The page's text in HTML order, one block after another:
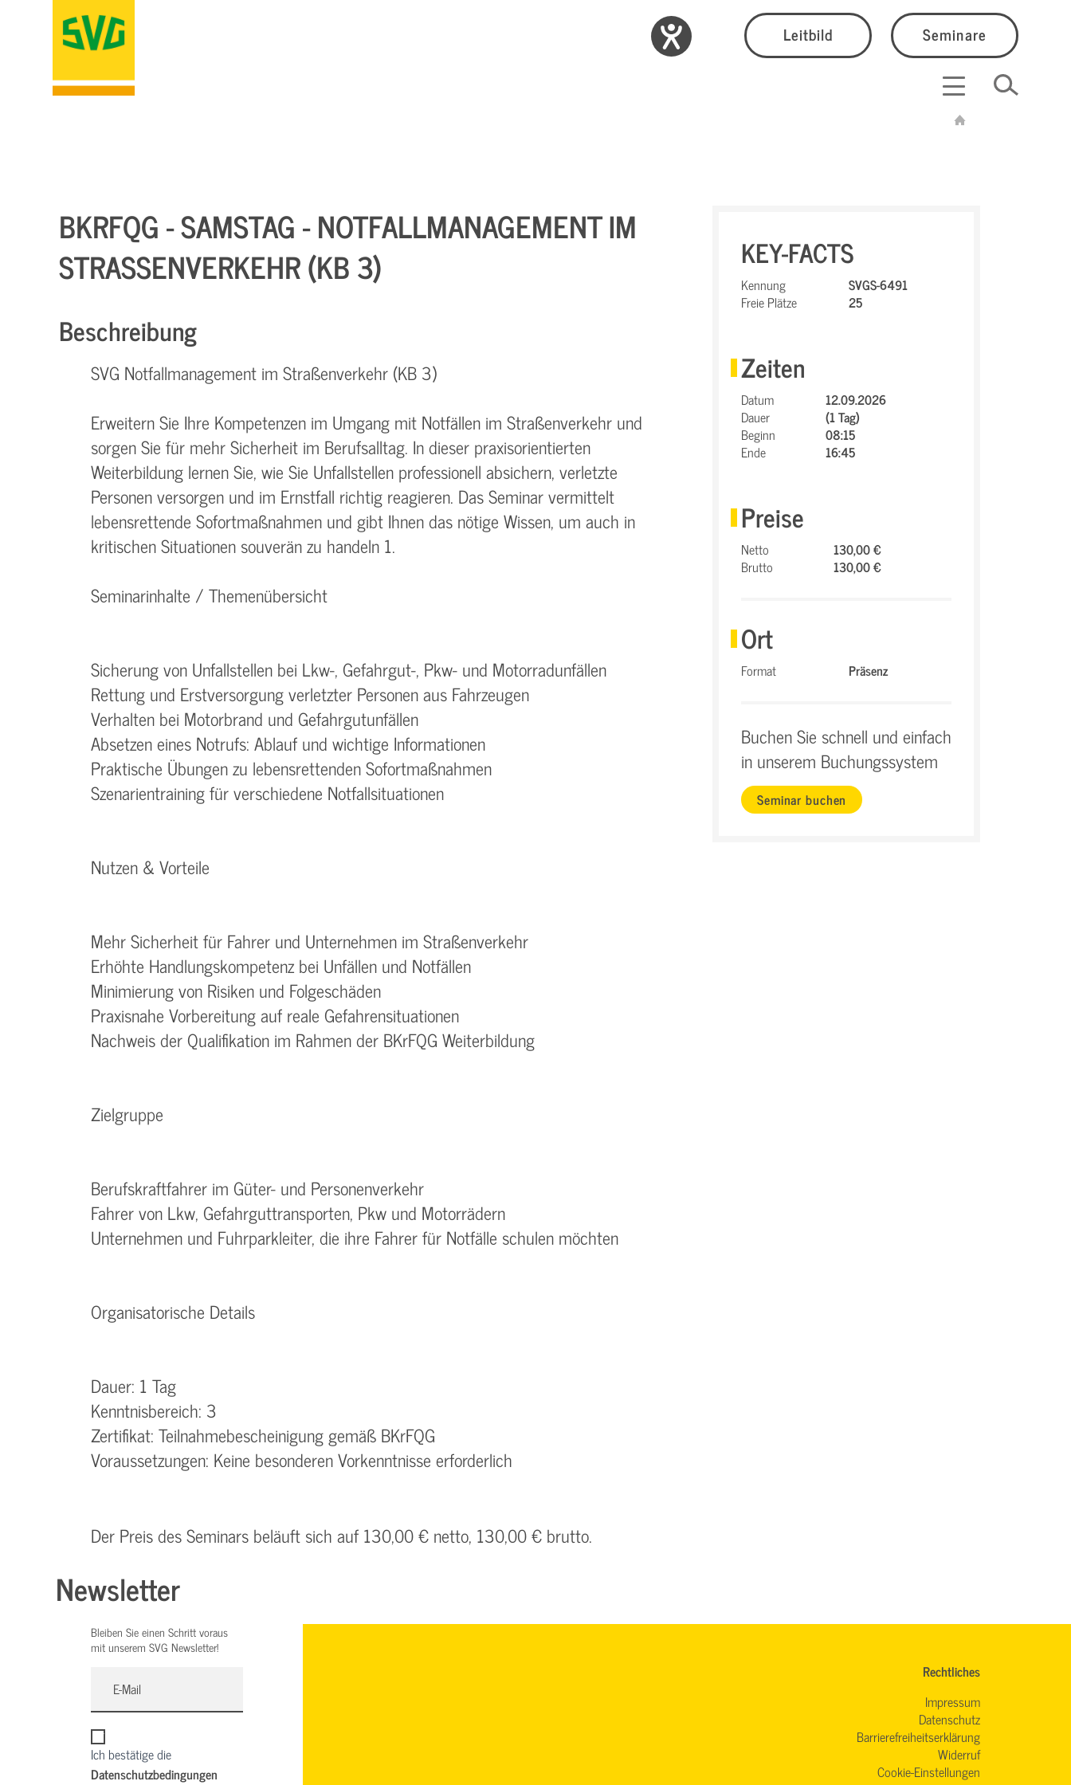
Leitbild Seminare
BKRFQG - SAMSTAG - NOTFALLMANAGEMENT IM
STRASSENVERKEHR (KB 3)
Beschreibung
SVG Notfallmanagement im Straßenverkehr (KB 3)
Erweitern Sie Ihre Kompetenzen im Umgang mit Notfällen im Straßenverkehr und
sorgen Sie für mehr Sicherheit im Berufsalltag. In dieser praxisorientierten
Weiterbildung lernen Sie, wie Sie Unfallstellen professionell absichern, verletzte
Personen versorgen und im Ernstfall richtig reagieren. Das Seminar vermittelt
lebensrettende Sofortmaßnahmen und gibt Ihnen das nötige Wissen, um auch in
kritischen Situationen souverän zu handeln 1.
Seminarinhalte / Themenübersicht
Sicherung von Unfallstellen bei Lkw-, Gefahrgut-, Pkw- und Motorradunfällen
Rettung und Erstversorgung verletzter Personen aus Fahrzeugen
Verhalten bei Motorbrand und Gefahrgutunfällen
Absetzen eines Notrufs: Ablauf und wichtige Informationen
Praktische Übungen zu lebensrettenden Sofortmaßnahmen
Szenarientraining für verschiedene Notfallsituationen
Nutzen & Vorteile
Mehr Sicherheit für Fahrer und Unternehmen im Straßenverkehr
Erhöhte Handlungskompetenz bei Unfällen und Notfällen
Minimierung von Risiken und Folgeschäden
Praxisnahe Vorbereitung auf reale Gefahrensituationen
Nachweis der Qualifikation im Rahmen der BKrFQG Weiterbildung
Zielgruppe
Berufskraftfahrer im Güter- und Personenverkehr
Fahrer von Lkw, Gefahrguttransporten, Pkw und Motorrädern
Unternehmen und Fuhrparkleiter, die ihre Fahrer für Notfälle schulen möchten
Organisatorische Details
Dauer: 1 Tag
Kenntnisbereich: 3
Zertifikat: Teilnahmebescheinigung gemäß BKrFQG
Voraussetzungen: Keine besonderen Vorkenntnisse erforderlich
Der Preis des Seminars beläuft sich auf 130,00 € netto, 130,00 € brutto.
KEY-FACTS
Kennung
SVGS-6491
Freie Plätze
25
Zeiten
Datum
12.09.2026
Dauer
(1 Tag)
Beginn
08:15
Ende
16:45
Preise
Netto
130,00 €
Brutto
130,00 €
Ort
Format Präsenz
Buchen Sie schnell und einfach
in unserem Buchungssystem
Seminar buchen
Newsletter
Bleiben Sie einen Schritt voraus
mit unserem SVG Newsletter!
Ich bestätige die
Datenschutzbedingungen
Rechtliches
Impressum
Datenschutz
Barrierefreiheitserklärung
Widerruf
Cookie-Einstellungen